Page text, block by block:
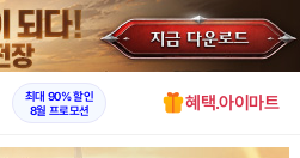
X
최대 90% 할인
8월 프로모션
혜택.아이마트